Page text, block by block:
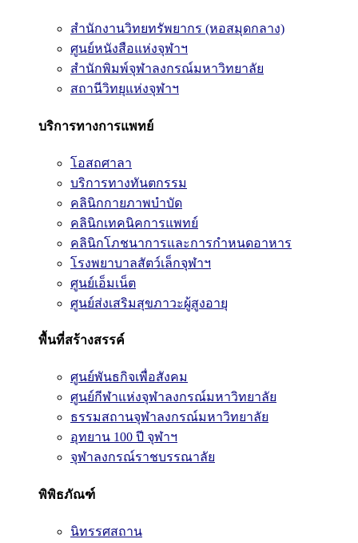
สำนักงานวิทยทรัพยากร (หอสมุดกลาง)
ศูนย์หนังสือแห่งจุฬาฯ
สำนักพิมพ์จุฬาลงกรณ์มหาวิทยาลัย
สถานีวิทยุแห่งจุฬาฯ
บริการทางการแพทย์
โอสถศาลา
บริการทางทันตกรรม
คลินิกกายภาพบำบัด
คลินิกเทคนิคการแพทย์
คลินิกโภชนาการและการกำหนดอาหาร
โรงพยาบาลสัตว์เล็กจุฬาฯ
ศูนย์เอ็มเน็ต
ศูนย์ส่งเสริมสุขภาวะผู้สูงอายุ
พื้นที่สร้างสรรค์
ศูนย์พันธกิจเพื่อสังคม
ศูนย์กีฬาแห่งจุฬาลงกรณ์มหาวิทยาลัย
ธรรมสถานจุฬาลงกรณ์มหาวิทยาลัย
อุทยาน 100 ปี จุฬาฯ
จุฬาลงกรณ์ราชบรรณาลัย
พิพิธภัณฑ์
นิทรรศสถาน